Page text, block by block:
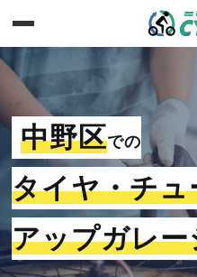
中野区での
タイヤ・チュ
アップガレ